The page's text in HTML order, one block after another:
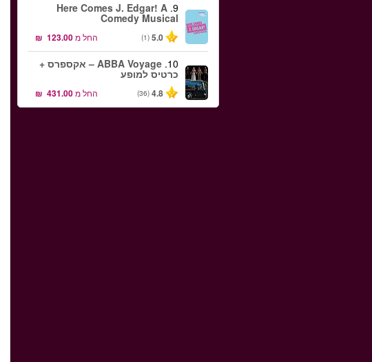
9.
Here Comes J. Edgar! A
Comedy Musical
5.0
(1) החל מ‏123.00 ‏ ₪
10. ABBA Voyage – אקספרס +
כרטיס למופע
4.8
(36) החל מ‏431.00 ‏ ₪